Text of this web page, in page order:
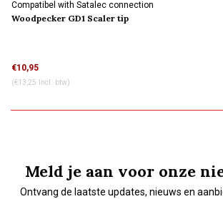
Compatibel with Satalec connection
Woodpecker GD1 Scaler tip
€10,95
(€13,25 Incl. btw)
Meld je aan voor onze
Ontvang de laatste updates, nieuws en